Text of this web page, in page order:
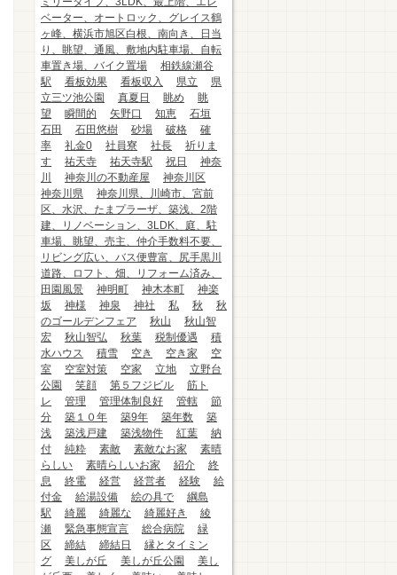
ベーター、オートロック、グレイス鶴
ヶ峰、横浜市旭区白根、南向き、日当
り、眺望、通風、敷地内駐車場、自転
車置き場、バイク置場
相鉄線瀬谷
駅
看板効果 看板収入 県立
県
立三ツ池公園
真夏日 眺め
眺
望
瞬間的 矢野口 知恵
石垣
石田
石田悠樹 砂場 破格
確
率
礼金0 社員寮 社長
祈りま
す
祐天寺 祐天寺駅 祝日
神奈
川
神奈川の不動産屋
神奈川区
神奈川県
神奈川県、川崎市、宮前
区、水沢、たまプラーザ、築浅、2階
建、リノベーション、3LDK、庭、駐
車場、眺望、売主、仲介手数料不要、
リビング広い、バス便豊富、尻手黒川
道路、ロフト、畑、リフォーム済み、
田園風景
神明町 神木本町
神楽
坂
神様 神泉 神社 私 秋
秋
のゴールデンフェア
秋山
秋山智
宏
秋山智弘 秋葉 税制優遇
積
水ハウス
積雪 空き 空き家
空
室
空室対策 空家 立地
立野台
公園
笑顔 第５フジビル
筋ト
レ
管理 管理体制良好 管轄
節
分
築１０年 築9年 築年数
築
浅
築浅戸建 築浅物件 紅葉
納
付
純粋 素敵 素敵なお家
素晴
らしい
素晴らしいお家 紹介
終
息
終電 経営 経営者 経験
給
付金
給湯設備 絵の具で
綱島
駅
綺麗 綺麗な 綺麗好き
綾
瀬
緊急事態宣言 総合病院
緑
区
締結 締結日
縁とタイミン
グ
美しが丘 美しが丘公園
美し